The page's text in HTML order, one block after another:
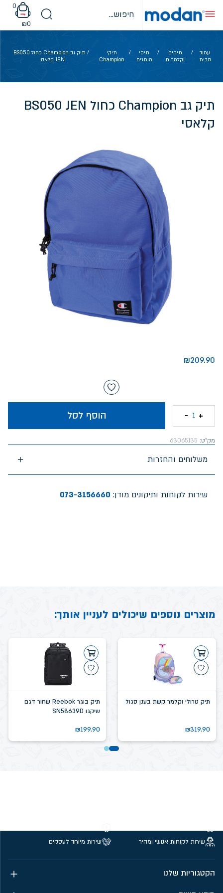
content
0
₪0
עמוד
הבית
/
תיקים
וקלמרים
/
תיקי
מותגים
/
תיקי
Champion
/ תיק גב Champion כחול BS050
JEN קלאסי
תיק גב Champion כחול BS050 JEN
קלאסי
₪209.90
הוסף לסל +
1
-
מק"ט: 63065135
משלוחים והחזרות
שירות לקוחות ותיקונים מודן: 073-3156660
מוצרים נוספים שיכולים לעניין אותך:
תיק טרולי וקלמר קשת בענן סגול
₪319.90
תיק בוגר Reebok שחור דגם
שיקגו SN58639D
₪199.90
שירות לקוחות אנושי ומהיר
שירות מיוחד לעסקים
הקטגוריות שלנו